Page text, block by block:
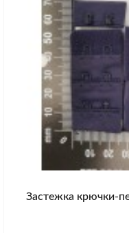
Застежка крючки-